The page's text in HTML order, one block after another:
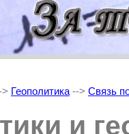
Геополитика --> Связь
и